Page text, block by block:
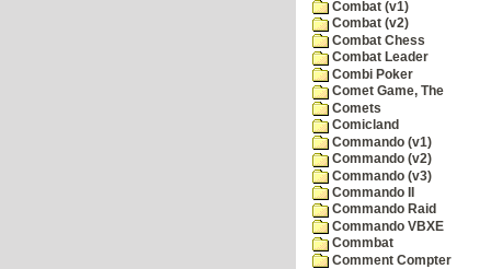
Combat (v1)
Combat (v2)
Combat Chess
Combat Leader
Combi Poker
Comet Game, The
Comets
Comicland
Commando (v1)
Commando (v2)
Commando (v3)
Commando II
Commando Raid
Commando VBXE
Commbat
Comment Compter